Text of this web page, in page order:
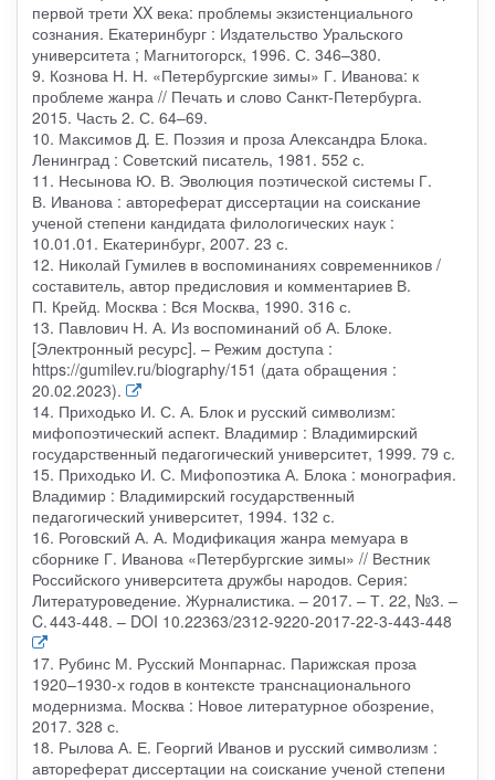
первой трети XX века: проблемы экзистенциального
сознания. Екатеринбург : Издательство Уральского
университета ; Магнитогорск, 1996. С. 346–380.
9. Кознова Н. Н. «Петербургские зимы» Г. Иванова: к
проблеме жанра // Печать и слово Санкт-Петербурга.
2015. Часть 2. С. 64–69.
10. Максимов Д. Е. Поэзия и проза Александра Блока.
Ленинград : Советский писатель, 1981. 552 с.
11. Несынова Ю. В. Эволюция поэтической системы Г.
В. Иванова : автореферат диссертации на соискание
ученой степени кандидата филологических наук :
10.01.01. Екатеринбург, 2007. 23 с.
12. Николай Гумилев в воспоминаниях современников /
составитель, автор предисловия и комментариев В.
П. Крейд. Москва : Вся Москва, 1990. 316 с.
13. Павлович Н. А. Из воспоминаний об А. Блоке.
[Электронный ресурс]. – Режим доступа :
https://gumilev.ru/biography/151 (дата обращения :
20.02.2023).
14. Приходько И. С. А. Блок и русский символизм:
мифопоэтический аспект. Владимир : Владимирский
государственный педагогический университет, 1999. 79 с.
15. Приходько И. С. Мифопоэтика А. Блока : монография.
Владимир : Владимирский государственный
педагогический университет, 1994. 132 с.
16. Роговский А. А. Модификация жанра мемуара в
сборнике Г. Иванова «Петербургские зимы» // Вестник
Российского университета дружбы народов. Серия:
Литературоведение. Журналистика. – 2017. – Т. 22, №3. –
C. 443-448. – DOI 10.22363/2312-9220-2017-22-3-443-448
17. Рубинс М. Русский Монпарнас. Парижская проза
1920–1930-х годов в контексте транснационального
модернизма. Москва : Новое литературное обозрение,
2017. 328 с.
18. Рылова А. Е. Георгий Иванов и русский символизм :
автореферат диссертации на соискание ученой степени